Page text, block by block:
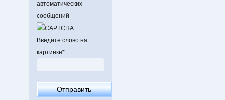
автоматических
сообщений
Введите слово на
картинке*